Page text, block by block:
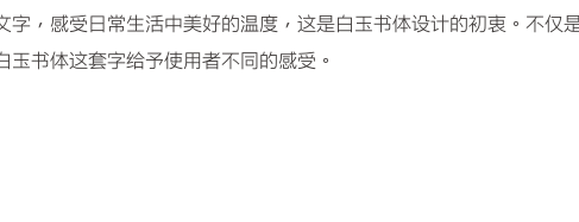
，感受日常生活中美好的温度，这是白玉书体设计的初衷。不仅
书体这套字给予使用者不同的感受。